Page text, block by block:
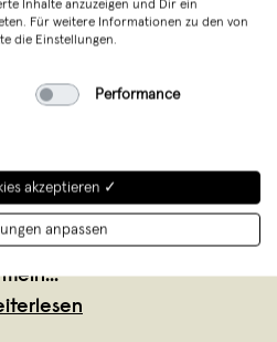
,Berlin
seit Juli 2020
ich an nachhaltigen
fing alles an.
Hocker und ein
an. Die Objekte
Stückzahlen in
mein...
Inhalte anzuzeigen und Dir ein
Für weitere Informationen zu den von
die Einstellungen.
Performance
akzeptieren ✓
anpassen